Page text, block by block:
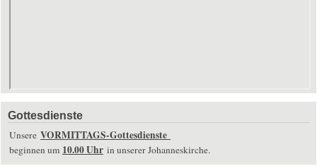
Gottesdienste
Unsere VORMITTAGS-Gottesdienste
beginnen um 10.00 Uhr in unserer Johanneskirche.